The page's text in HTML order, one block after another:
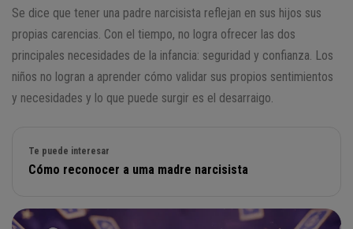
Se dice que tener una padre narcisista reflejan en sus hijos sus
propias carencias. Con el tiempo, no logra ofrecer las dos
principales necesidades de la infancia: seguridad y confianza. Los
niños no logran a aprender cómo validar sus propios sentimientos
y necesidades y lo que puede surgir es el desarraigo.
Te puede interesar
Cómo reconocer a uma madre narcisista